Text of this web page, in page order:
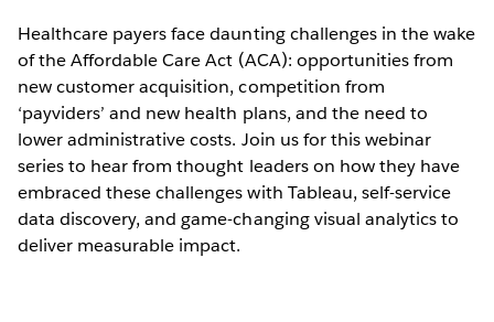
Healthcare payers face daunting challenges in the wake
of the Affordable Care Act (ACA): opportunities from
new customer acquisition, competition from
‘payviders’ and new health plans, and the need to
lower administrative costs. Join us for this webinar
series to hear from thought leaders on how they have
embraced these challenges with Tableau, self-service
data discovery, and game-changing visual analytics to
deliver measurable impact.